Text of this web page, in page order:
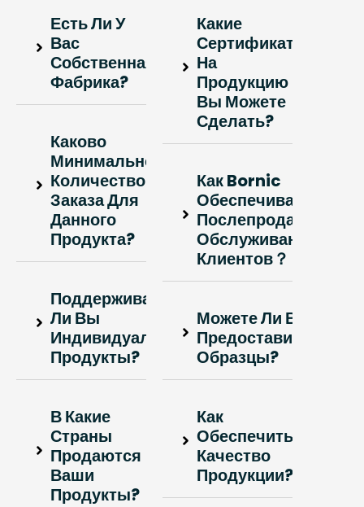
Есть Ли У
Вас
Собственная
Фабрика?
Каково
Минимальное
Количество
Заказа Для
Данного
Продукта?
Поддерживаете
Ли Вы
Индивидуальные
Продукты?
В Какие
Страны
Продаются
Ваши
Продукты?
Какие
Сертификаты
На
Продукцию
Вы Можете
Сделать?
Как Bornic
Обеспечивает
Послепродажное
Обслуживание
Клиентов？
Можете Ли Вы
Предоставить
Образцы?
Как
Обеспечить
Качество
Продукции?